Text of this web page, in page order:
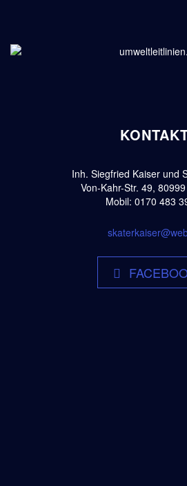
Inh. Siegfried Kaiser und
Von-Kahr-Str. 49,
Mobil: 0170 483